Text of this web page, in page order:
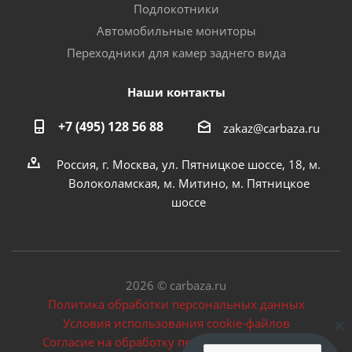
Подлокотники
Автомобильные мониторы
Переходники для камер заднего вида
Наши контакты
+7 (495) 128 56 88 zakaz@carbaza.ru
Россия, г. Москва, ул. Пятницкое шоссе, 18, м.
Волоколамская, м. Митино, м. Пятницкое
шоссе
2026 © carbaza.ru
Политика обработки персональных данных
Условия использования cookie-файлов
Согласие на обработку персональных данных